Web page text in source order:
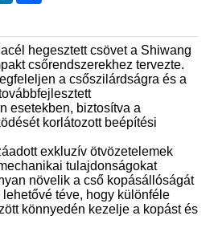
hegesztett csövet a Shiwang
csőrendszerekhez tervezte.
a csőszilárdságra és a
esetekben, biztosítva a
korlátozott beépítési
exkluzív ötvözetelemek
tulajdonságokat
növelik a cső kopásállóságát
téve, hogy különféle
könnyedén kezelje a kopást és